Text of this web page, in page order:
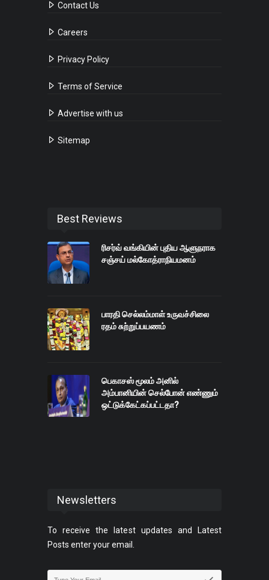
Contact Us
Careers
Privacy Policy
Terms of Service
Advertise with us
Sitemap
Best Reviews
ரிசர்வ் வங்கியின் புதிய ஆளுநராக
சஞ்சய் மல்கோத்ராநியமனம்
பாரதி செல்லம்மாள் உருவச்சிலை
ரதம் சுற்றுப்பயணம்
பெகாசஸ் மூலம் அனில்
அம்பானியின் செல்போன் எண்ணும்
ஒட்டுக்கேட்கப்பட்டதா?
Newsletters
To receive the latest updates and Latest
Posts enter your email.